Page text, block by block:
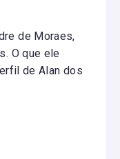
de Moraes,
O que ele
de Alan dos